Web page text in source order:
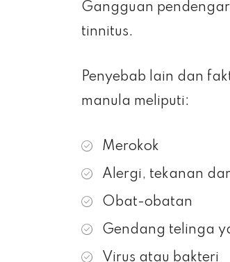
Gangguan
tinnitus.
Penyebab lain dan
manula meliputi:
Merokok
Alergi, tekanan
Obat-obatan
Gendang telinga
Virus atau bakteri